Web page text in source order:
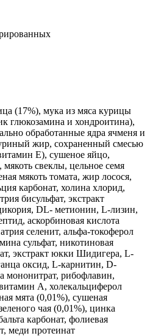
(17%), мука из мяса курицы
глюкозамина и хондроитина),
обработанные ядра ячменя и
жир, сохраненный смесью
Е), сушеное яйцо,
свеклы, цельное семя
мякоть томата, жир лосося,
карбонат, холина хлорид,
бисульфат, экстракт
DL- метионин, L-лизин,
аскорбиновая кислота
селенит, альфа-токоферол
сульфат, никотиновая
экстракт юкки Шидигера, L-
оксид, L-карнитин, D-
мононитрат, рибофлавин,
А, холекальциферол
мята (0,01%), сушеная
чая (0,01%), цинка
карбонат, фолиевая
меди протеинат